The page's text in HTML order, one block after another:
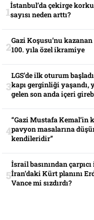
İstanbul’da çekirge
sayısı neden arttı?
Gazi Koşusu’nu
100. yıla özel ikramiye
LGS’de ilk oturum
kapı gerginliği yaşandı,
gelen son anda içeri
“Gazi Mustafa
pavyon masalarına
kendileridir”
İsrail basınından
İran’daki Kürt planını
Vance mi sızdırdı?